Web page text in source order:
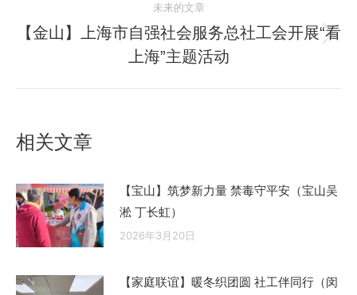
航
的
文
章：
未来的文章
未
来
的
【金山】上海市自强社会服务总社工会开展“看
上海”主题活动
相关文章
【宝山】筑梦新力量 禁毒守平安（宝山吴
淞 丁长虹）
2026年3月20日
【家庭联谊】暖冬织团圆 社工伴同行（闵